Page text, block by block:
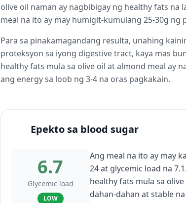
olive oil naman ay nagbibigay ng healthy fats
meal na ito ay may humigit-kumulang 25-30g
Para sa pinakamagandang resulta, unahing
proteksyon sa iyong digestive tract, kaya mas
healthy fats mula sa olive oil at almond meal ay
ang energy sa loob ng 3-4 na oras pagkakain.
Epekto sa blood sugar
6.7
Glycemic load
LOW
Ang meal na ito ay may
24 at glycemic load na
healthy fats mula sa
dahan-dahan at stable